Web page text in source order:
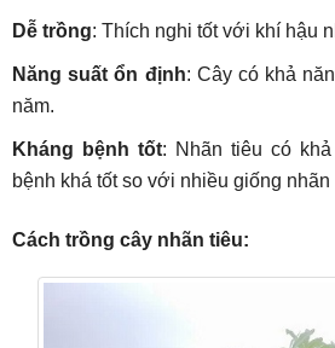
Dễ trồng: Thích nghi tốt với khí hậu
Năng suất ổn định: Cây có khả
năm.
Kháng bệnh tốt: Nhãn tiêu có
bệnh khá tốt so với nhiều giống nhãn
Cách trồng cây nhãn tiêu: